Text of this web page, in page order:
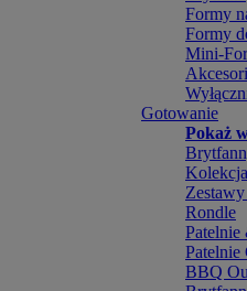
Formy
Formy
Mini-
Gotowanie
Pokaż
Rondle
BBQ